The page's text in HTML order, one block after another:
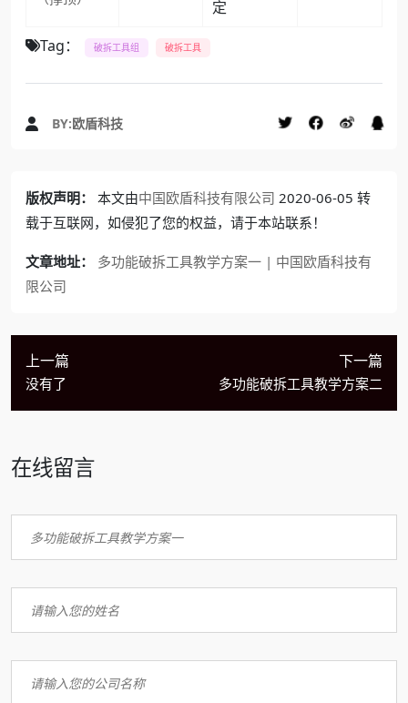
定
Tag： 破拆工具组 破拆工具
BY:欧盾科技
版权声明： 本文由中国欧盾科技有限公司 2020-06-05 转
载于互联网，如侵犯了您的权益，请于本站联系！
文章地址：
多功能破拆工具教学方案一 | 中国欧盾科技有
限公司
上一篇
没有了
下一篇
多功能破拆工具教学方案二
在线留言